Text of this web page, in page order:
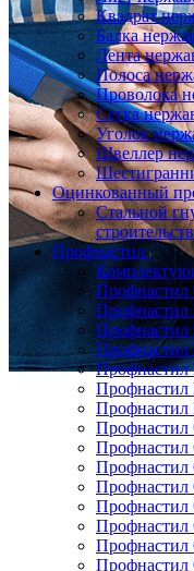
Квадрат
Балка
Лента
Полоса
Проволока
Сетка
Уголок
Швеллер
Оцинкованный
Стальной
Профнастил
Профнастил
Профнастил
Профнастил
Профнастил
Профнастил
Профнастил
Профнастил
Профнастил
Профнастил